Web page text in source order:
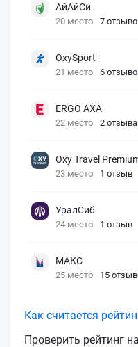
АйАйСи
20 место 7
OxySport
21 место 6
ERGO AXA
22 место 2 отзыва
Oxy Travel
23 место 1 отзыв
УралСиб
24 место 1 отзыв
МАКС
25 место 15
Как считается
Проверить рейтинг